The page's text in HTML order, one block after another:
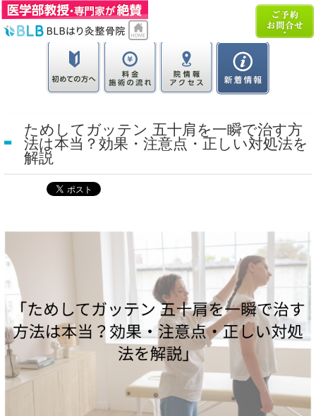
ためしてガッテン 五十肩を一瞬で治す方
法は本当？効果・注意点・正しい対処法を
解説